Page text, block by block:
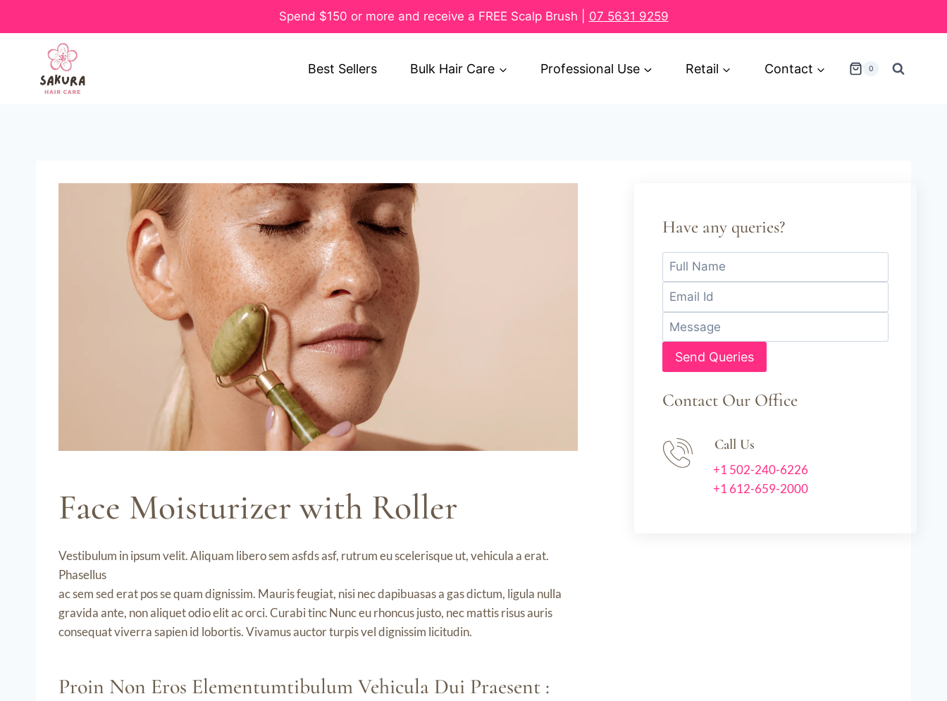
Spend $150 or more and receive a FREE Scalp Brush | 07 5631 9259
Best Sellers Bulk Hair Care Professional Use Retail Contact 0
Face Moisturizer with Roller
Vestibulum in ipsum velit. Aliquam libero sem asfds asf, rutrum eu scelerisque ut, vehicula a erat.
Phasellus
ac sem sed erat pos se quam dignissim. Mauris feugiat, nisi nec dapibuasas a gas dictum, ligula nulla
gravida ante, non aliquet odio elit ac orci. Curabi tinc Nunc eu rhoncus justo, nec mattis risus auris
consequat viverra sapien id lobortis. Vivamus auctor turpis vel dignissim licitudin.
Proin Non Eros Elementumtibulum Vehicula Dui Praesent :
Have any queries?
Contact Our Office
Call Us
+1 502-240-6226
+1 612-659-2000